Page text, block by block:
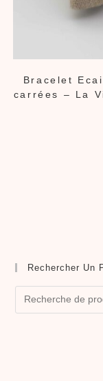
Bracelet
carrées – La
Rechercher Un